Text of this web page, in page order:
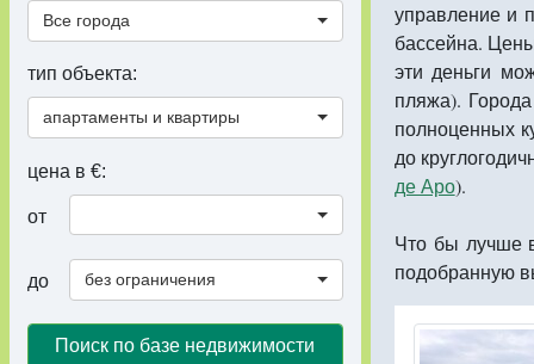
Все города
тип объекта:
апартаменты и квартиры
цена в €:
от
до без ограничения
Поиск по базе недвижимости
управление и
бассейна.
эти деньги
пляжа).
полноценных
до
де Аро).
Что бы лучше
подобранную